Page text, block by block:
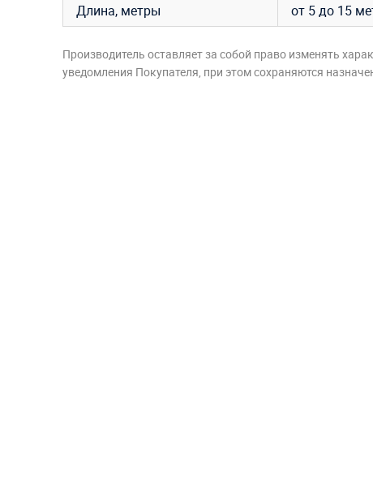
Длина, метры
от 5 до 15
Производитель оставляет за собой право изменять
уведомления Покупателя, при этом сохраняются